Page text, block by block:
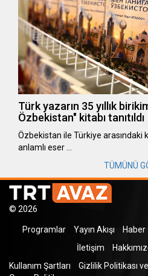
Türk yazarın 35 yıllık
Özbekistan" kitabı tanıtıldı
Özbekistan ile Türkiye arasındaki
anlamlı eser …
TÜMÜNÜ
© 2026
Programlar Yayın Akışı Haber
İletişim
Kullanım Şartları
Gizlilik Politikası